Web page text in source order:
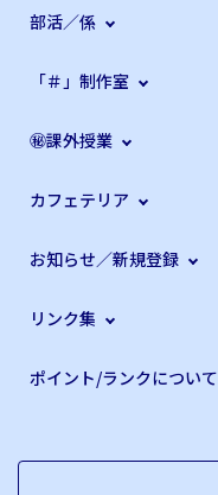
部活／係
「＃」制作室
㊙課外授業
カフェテリア
お知らせ／新規登録
リンク集
ポイント/ランクについて